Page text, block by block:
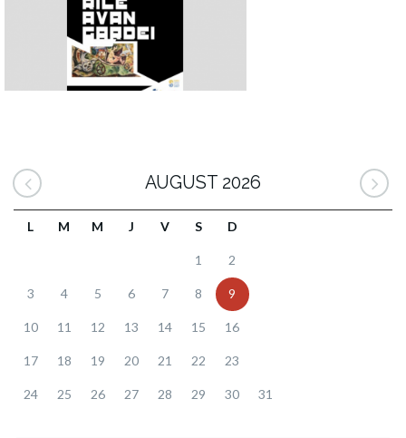
AUGUST 2026
L M M J V S D
1 2
3 4 5 6 7 8 9
10 11 12 13 14 15 16
17 18 19 20 21 22 23
24 25 26 27 28 29 30 31